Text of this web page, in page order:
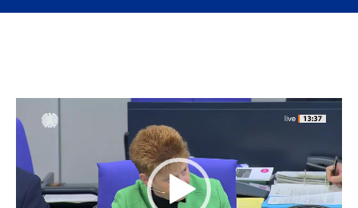
Player